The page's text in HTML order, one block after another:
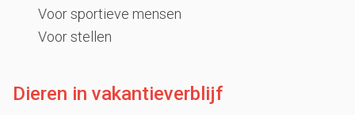
Voor sportieve mensen
Voor stellen
Dieren in vakantieverblijf